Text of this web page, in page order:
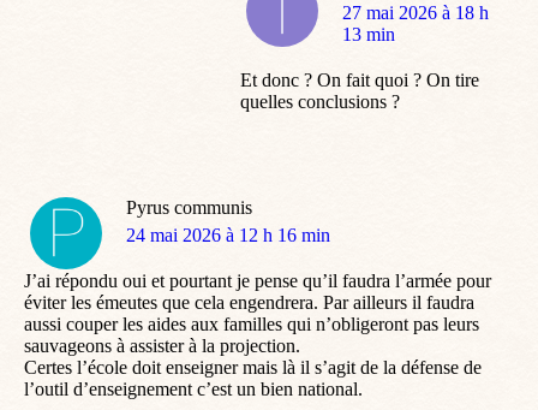
dit
:
27 mai 2026 à 18 h
13 min
Et donc ? On fait quoi ? On tire
quelles conclusions ?
Pyrus communis
dit
24 mai 2026 à 12 h 16 min
J’ai répondu oui et pourtant je pense qu’il faudra l’armée pour
éviter les émeutes que cela engendrera. Par ailleurs il faudra
aussi couper les aides aux familles qui n’obligeront pas leurs
sauvageons à assister à la projection.
Certes l’école doit enseigner mais là il s’agit de la défense de
l’outil d’enseignement c’est un bien national.